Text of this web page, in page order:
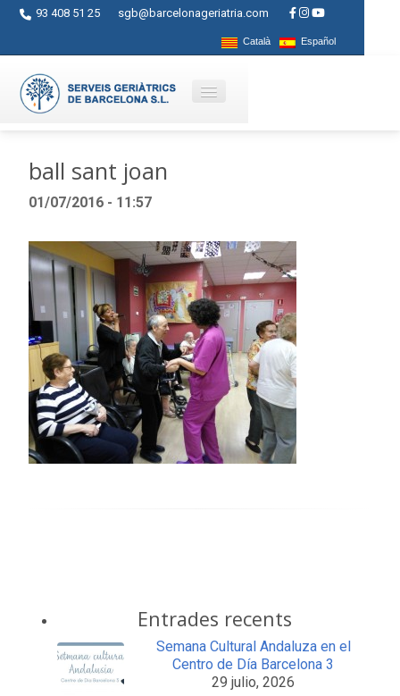
93 408 51 25 sgb@barcelonageriatria.com
Català Español
Servicios
Centros
Ayudas
Contacto
Blog
ball sant joan
01/07/2016 - 11:57
Entrades recents
Semana Cultural Andaluza en el
Centro de Día Barcelona 3
29 julio, 2026